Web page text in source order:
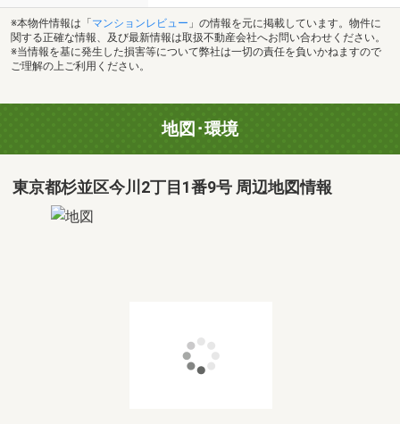
※本物件情報は「 マンションレビュー 」の情報を元に掲載しています。物件に
関する正確な情報、及び最新情報は取扱不動産会社へお問い合わせください。
※当情報を基に発生した損害等について弊社は一切の責任を負いかねますので
ご理解の上ご利用ください。
地図･環境
東京都杉並区今川2丁目1番9号 周辺地図情報